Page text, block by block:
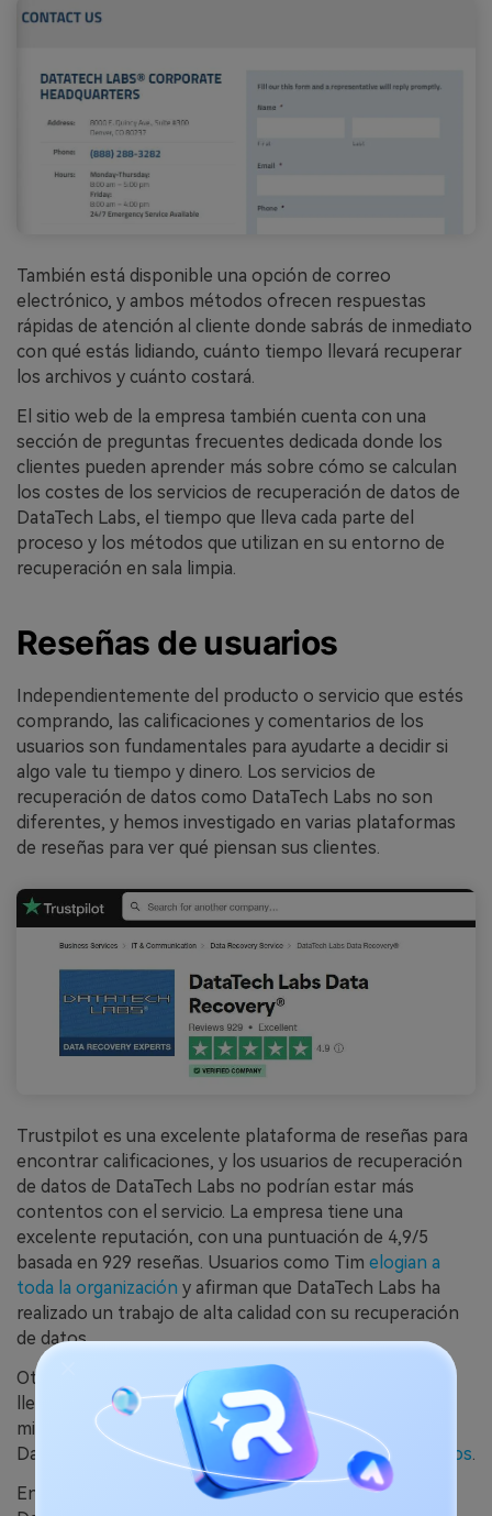
También está disponible una opción de correo
electrónico, y ambos métodos ofrecen respuestas
rápidas de atención al cliente donde sabrás de inmediato
con qué estás lidiando, cuánto tiempo llevará recuperar
los archivos y cuánto costará.
El sitio web de la empresa también cuenta con una
sección de preguntas frecuentes dedicada donde los
clientes pueden aprender más sobre cómo se calculan
los costes de los servicios de recuperación de datos de
DataTech Labs, el tiempo que lleva cada parte del
proceso y los métodos que utilizan en su entorno de
recuperación en sala limpia.
Reseñas de usuarios
Independientemente del producto o servicio que estés
comprando, las calificaciones y comentarios de los
usuarios son fundamentales para ayudarte a decidir si
algo vale tu tiempo y dinero. Los servicios de
recuperación de datos como DataTech Labs no son
diferentes, y hemos investigado en varias plataformas
de reseñas para ver qué piensan sus clientes.
Trustpilot es una excelente plataforma de reseñas para
encontrar calificaciones, y los usuarios de recuperación
de datos de DataTech Labs no podrían estar más
contentos con el servicio. La empresa tiene una
excelente reputación, con una puntuación de 4,9/5
basada en 929 reseñas. Usuarios como Tim elogian a
toda la organización y afirman que DataTech Labs ha
realizado un trabajo de alta calidad con su recuperación
de datos.
Otro usuario llamado Kyle dice que su unidad de 8 TB
llena de fotos de boda fuerecuperada por completo
mientras que Rose incluso detalla a los empleados de
DataTech Labs y les agradece
por los datos recuperados
En Yelp, hemos encontrado varias reseñas para